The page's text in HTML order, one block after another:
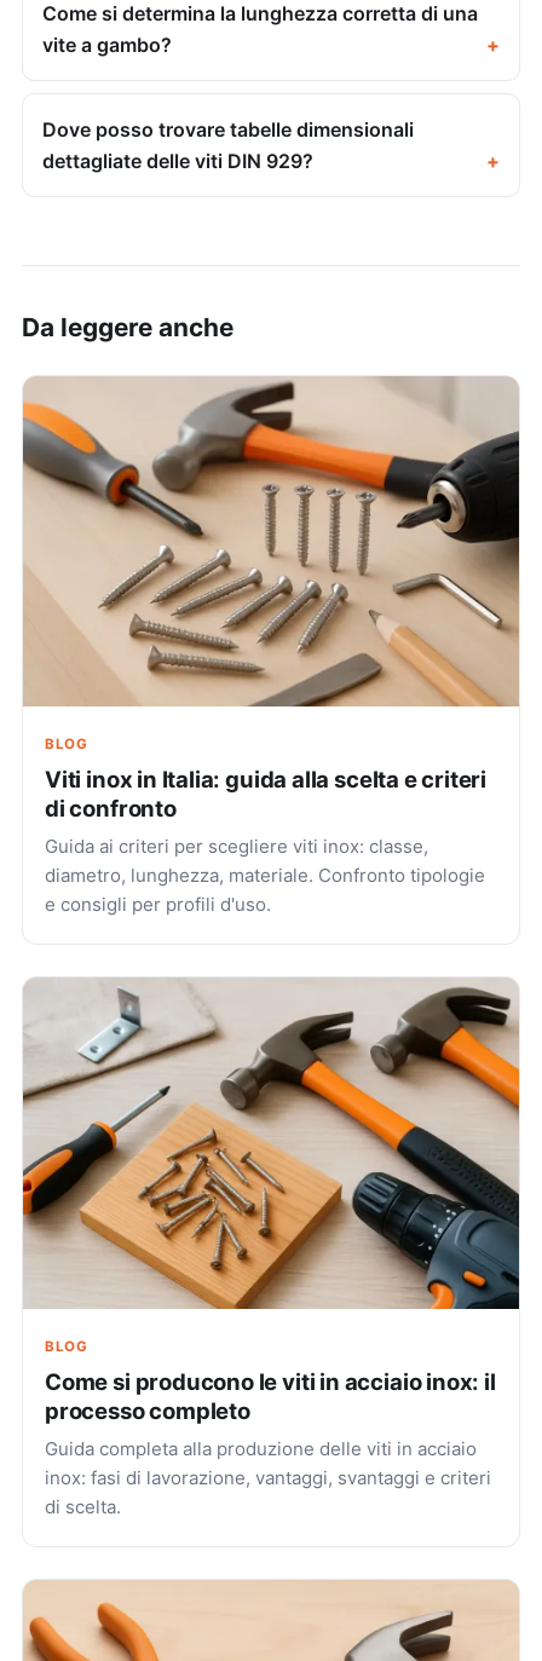
Come si determina la lunghezza corretta di una
vite a gambo?
Dove posso trovare tabelle dimensionali
dettagliate delle viti DIN 929?
Da leggere anche
BLOG
Viti inox in Italia: guida alla scelta e criteri
di confronto
Guida ai criteri per scegliere viti inox: classe,
diametro, lunghezza, materiale. Confronto tipologie
e consigli per profili d'uso.
BLOG
Come si producono le viti in acciaio inox: il
processo completo
Guida completa alla produzione delle viti in acciaio
inox: fasi di lavorazione, vantaggi, svantaggi e criteri
di scelta.